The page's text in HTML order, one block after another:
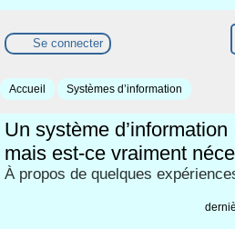
Se connecter
Accueil Systèmes d’information
Un système
mais est-ce vraiment
À propos de quelques